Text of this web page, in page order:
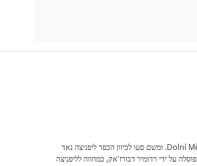
אנדרטת השתיקה הדרך הנוחה ביותר לעשות את המסלול היא לחנות בפאתי הכפר ליד מפעלי האבן. את ה-GPS תכוונו ליעד Dolní Město, u mostu. ומשם סעו לכיוון הכפר ליפניצה נאד
סאזבו (Lipnice nad Sázavou), אחרי כ-200 מטר תיראו מימין חניה קטנה ומשמאל את האנדרטה הראשונה. האנדרטה Nomen Omen פוסלה על ידי רדומיר דבורז'אק, כמחווה לליפניצה